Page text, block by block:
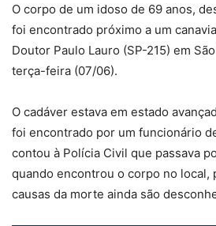
O corpo de um idoso de 69 anos,
foi encontrado próximo a um
Doutor Paulo Lauro (SP-215) em
terça-feira (07/06).
O cadáver estava em estado
foi encontrado por um funcionário
contou à Polícia Civil que passava
quando encontrou o corpo no local,
causas da morte ainda são